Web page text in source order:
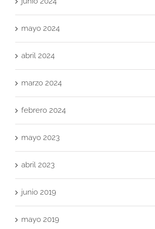
mayo 2024
abril 2024
marzo 2024
febrero 2024
mayo 2023
abril 2023
junio 2019
mayo 2019